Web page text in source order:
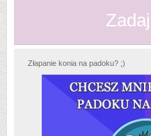
Złapanie konia na padoku? ;)